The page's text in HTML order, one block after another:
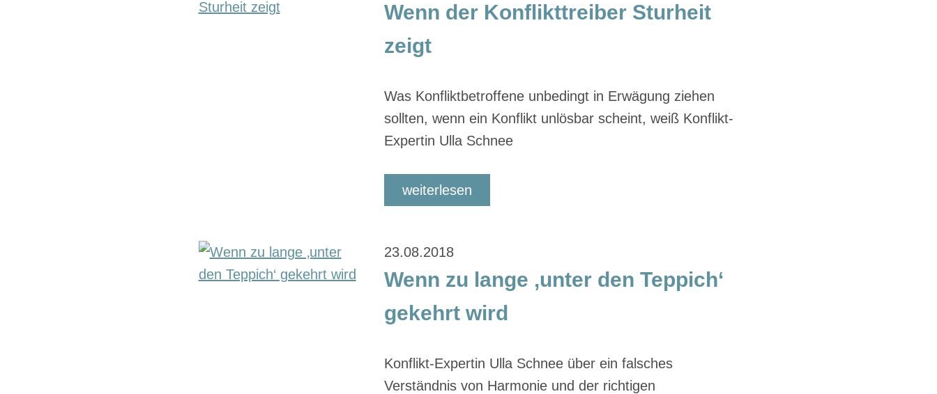
Wenn der Konflikttreiber Sturheit
zeigt
Was Konfliktbetroffene unbedingt in Erwägung ziehen
sollten, wenn ein Konflikt unlösbar scheint, weiß Konflikt-
Expertin Ulla Schnee
weiterlesen
23.08.2018
Wenn zu lange ‚unter den Teppich‘
gekehrt wird
Konflikt-Expertin Ulla Schnee über ein falsches
Verständnis von Harmonie und der richtigen